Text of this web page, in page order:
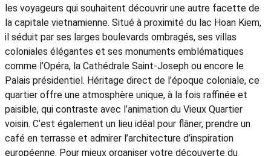
les voyageurs qui souhaitent découvrir une autre facette de
la capitale vietnamienne. Situé à proximité du lac Hoan Kiem,
il séduit par ses larges boulevards ombragés, ses villas
coloniales élégantes et ses monuments emblématiques
comme l’Opéra, la Cathédrale Saint-Joseph ou encore le
Palais présidentiel. Héritage direct de l’époque coloniale, ce
quartier offre une atmosphère unique, à la fois raffinée et
paisible, qui contraste avec l’animation du Vieux Quartier
voisin. C’est également un lieu idéal pour flâner, prendre un
café en terrasse et admirer l’architecture d’inspiration
européenne. Pour mieux organiser votre découverte du